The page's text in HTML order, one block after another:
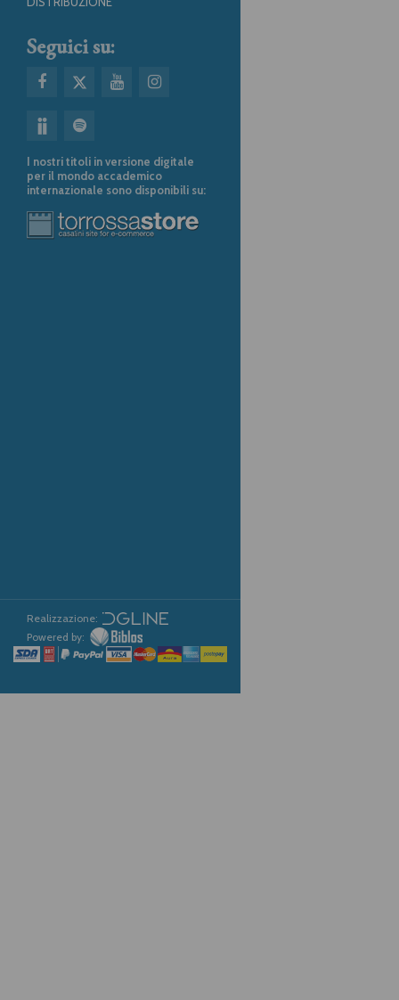
Seguici su:
I nostri titoli in versione digitale
per il mondo accademico
internazionale sono disponibili su:
Realizzazione:
Powered by: